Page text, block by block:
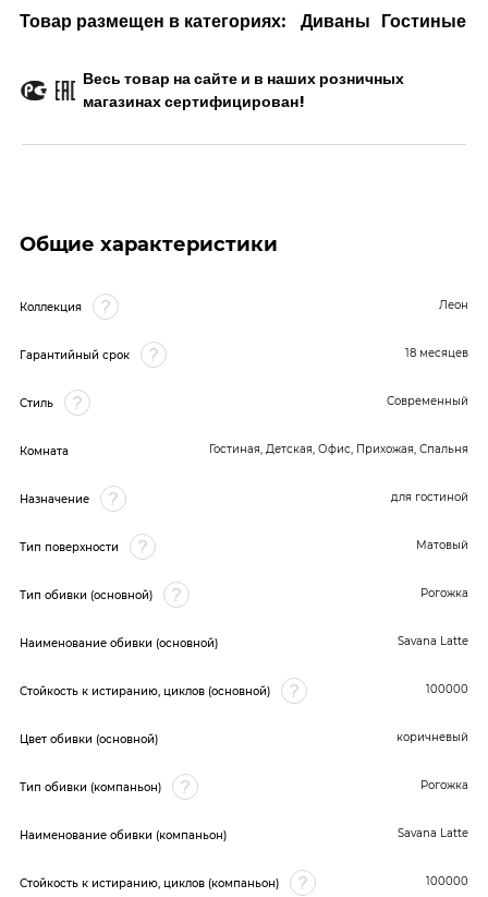
Товар размещен в категориях:
Диваны Гостиные
Весь товар на сайте и в наших розничных
магазинах сертифицирован!
Общие характеристики
Коллекция Леон
Гарантийный срок 18 месяцев
Стиль Современный
Комната Гостиная, Детская, Офис, Прихожая, Спальня
Назначение для гостиной
Тип поверхности Матовый
Тип обивки (основной) Рогожка
Наименование обивки (основной) Savana Latte
Стойкость к истиранию, циклов (основной) 100000
Цвет обивки (основной) коричневый
Тип обивки (компаньон) Рогожка
Наименование обивки (компаньон) Savana Latte
Стойкость к истиранию, циклов (компаньон) 100000